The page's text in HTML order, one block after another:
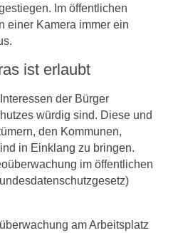
Im öffentlichen
einer Kamera immer ein
ist erlaubt
der Bürger
würdig sind. Diese und
den Kommunen,
in Einklang zu bringen.
im öffentlichen
am Arbeitsplatz